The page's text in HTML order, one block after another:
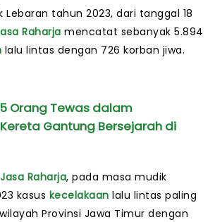
Lebaran tahun 2023, dari tanggal 18
Raharja mencatat sebanyak 5.894
lalu lintas dengan 726 korban jiwa.
Orang Tewas dalam
Gantung Bersejarah di
Jasa Raharja, pada masa mudik
kasus kecelakaan lalu lintas paling
Provinsi Jawa Timur dengan